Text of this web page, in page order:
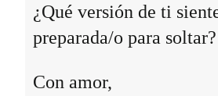
¿Qué versión de ti
preparada/o para soltar?
Con amor,